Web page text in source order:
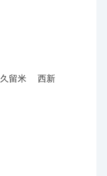
久留米 西新